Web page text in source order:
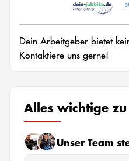
Dein Arbeitgeber bietet
Kontaktiere uns gerne!
Alles wichtige
Unser Team